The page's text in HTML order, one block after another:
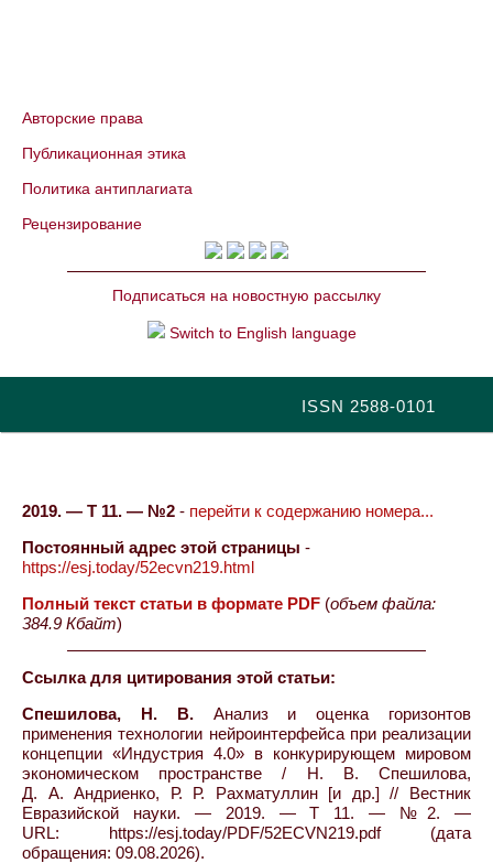
Авторские права
Публикационная этика
Политика антиплагиата
Рецензирование
Подписаться на новостную рассылку
Switch to English language
ISSN 2588-0101
2019. — Т 11. — №2 - перейти к содержанию номера...
Постоянный адрес этой страницы -
https://esj.today/52ecvn219.html
Полный текст статьи в формате PDF (объем файла:
384.9 Кбайт)
Ссылка для цитирования этой статьи:
Спешилова, Н. В.Анализ и оценка горизонтов
применения технологии нейроинтерфейса при реализации
концепции «Индустрия 4.0» в конкурирующем мировом
экономическом пространстве / Н. В. Спешилова,
Д. А. Андриенко, Р. Р. Рахматуллин [и др.] // Вестник
Евразийской науки. — 2019. — Т 11. — №2. —
URL: https://esj.today/PDF/52ECVN219.pdf (дата
обращения: 09.08.2026).